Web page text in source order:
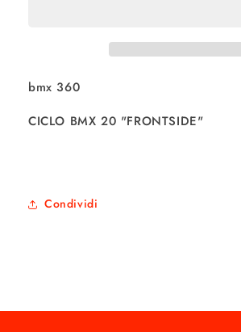
bmx 360
CICLO BMX 20 "FRONTSIDE"
Condividi